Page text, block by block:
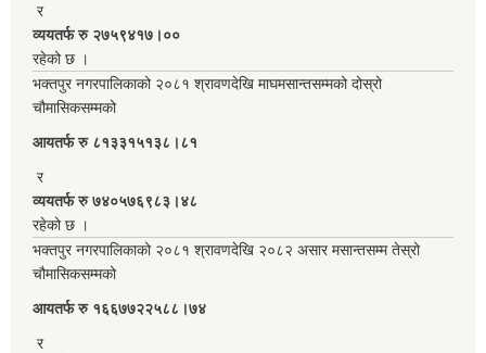
र
व्ययतर्फ रु २७५९४१७।००
रहेको छ ।
भक्तपुर नगरपालिकाको २०८१ श्रावणदेखि माघमसान्तसम्मको दोस्रो
चौमासिकसम्मको
आयतर्फ रु‌ ८१३३१५१३८।८१
र
व्ययतर्फ रु ७४०५७६९८३।४८
रहेको छ ।
भक्तपुर नगरपालिकाको २०८१ श्रावणदेखि २०८२ असार मसान्तसम्म तेस्रो
चौमासिकसम्मको
आयतर्फ रु‌ १६६७७२२५८८।७४
र